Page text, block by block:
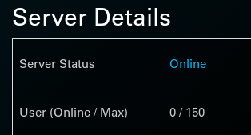
Server Details
Server Status Online
User (Online / Max) 0 / 150